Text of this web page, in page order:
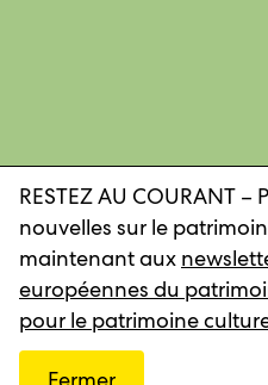
© 2026, Réseau suisse pour le
Mentions légales
RESTEZ AU COURANT
nouvelles sur le
maintenant aux
européennes du
pour le patrimoine